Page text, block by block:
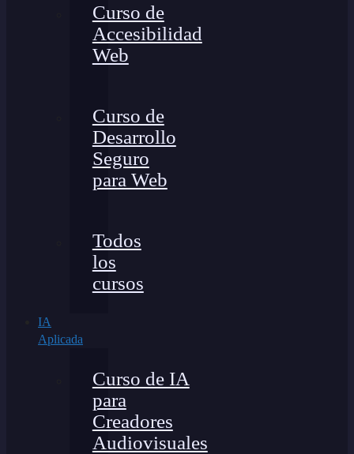
Curso de
Accesibilidad
Web
Curso de
Desarrollo
Seguro
para Web
Todos
los
cursos
IA
Aplicada
Curso de IA
para
Creadores
Audiovisuales